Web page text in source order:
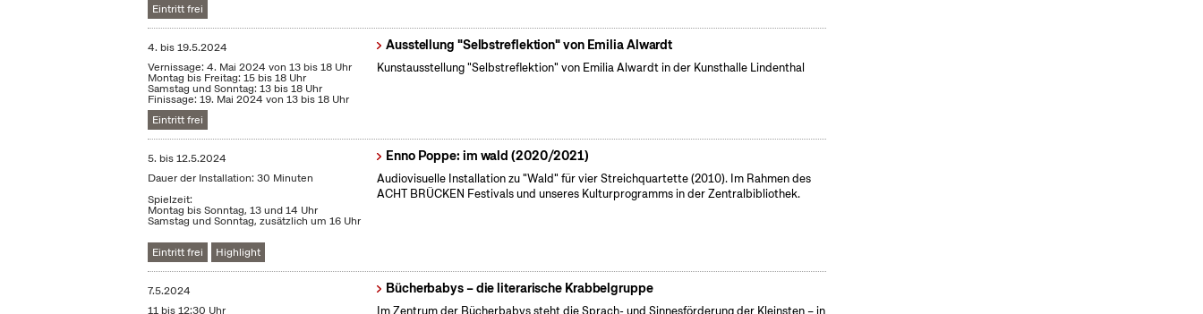
Eintritt frei
4. bis19.5.2024
Vernissage: 4. Mai 2024 von 13 bis 18 Uhr
Montag bis Freitag: 15 bis 18 Uhr
Samstag und Sonntag: 13 bis 18 Uhr
Finissage: 19. Mai 2024 von 13 bis 18 Uhr
Eintritt frei
Ausstellung "Selbstreflektion" von Emilia Alwardt
Kunstausstellung "Selbstreflektion" von Emilia Alwardt in der Kunsthalle Lindenthal
5. bis12.5.2024
Dauer der Installation: 30 Minuten
Spielzeit:
Montag bis Sonntag, 13 und 14 Uhr
Samstag und Sonntag, zusätzlich um 16 Uhr
Eintritt frei Highlight
Enno Poppe: im wald (2020/2021)
Audiovisuelle Installation zu "Wald" für vier Streichquartette (2010). Im Rahmen des
ACHT BRÜCKEN Festivals und unseres Kulturprogramms in der Zentralbibliothek.
7.5.2024
11 bis 12:30 Uhr
Bücherbabys – die literarische Krabbelgruppe